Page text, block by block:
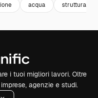
acqua struttura
i tuoi migliori lavori. Oltre
agenzie e studi.